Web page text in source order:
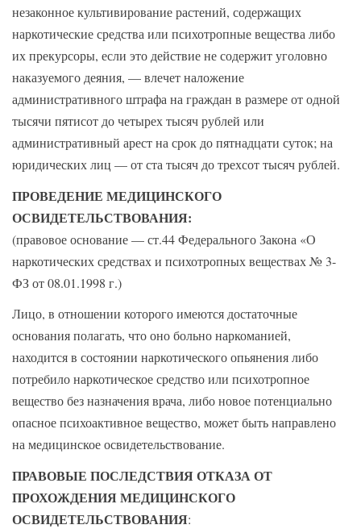
незаконное культивирование растений, содержащих
наркотические средства или психотропные вещества либо
их прекурсоры, если это действие не содержит уголовно
наказуемого деяния, — влечет наложение
административного штрафа на граждан в размере от одной
тысячи пятисот до четырех тысяч рублей или
административный арест на срок до пятнадцати суток; на
юридических лиц — от ста тысяч до трехсот тысяч рублей.
ПРОВЕДЕНИЕ МЕДИЦИНСКОГО
ОСВИДЕТЕЛЬСТВОВАНИЯ:
(правовое основание — ст.44 Федерального Закона «О
наркотических средствах и психотропных веществах № 3-
ФЗ от 08.01.1998 г.)
Лицо, в отношении которого имеются достаточные
основания полагать, что оно больно наркоманией,
находится в состоянии наркотического опьянения либо
потребило наркотическое средство или психотропное
вещество без назначения врача, либо новое потенциально
опасное психоактивное вещество, может быть направлено
на медицинское освидетельствование.
ПРАВОВЫЕ ПОСЛЕДСТВИЯ ОТКАЗА ОТ
ПРОХОЖДЕНИЯ МЕДИЦИНСКОГО
ОСВИДЕТЕЛЬСТВОВАНИЯ: